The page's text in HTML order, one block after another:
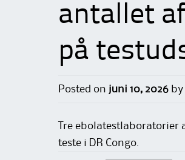
antallet
på
Posted on juni 10, 2026 by
Tre
teste i DR Congo.